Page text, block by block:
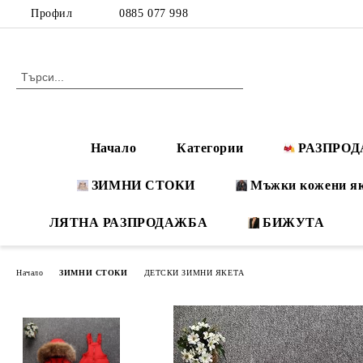
Профил 0885 077 998
Начало Категории
ЗИМНИ СТОКИ Мъжки кожени
ЛЯТНА РАЗПРОДАЖБА БИЖУТА
Начало ЗИМНИ СТОКИ ДЕТСКИ ЗИМНИ ЯКЕТА